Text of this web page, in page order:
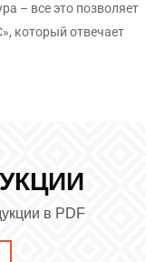
– ​​все это позволяет
который отвечает
в PDF